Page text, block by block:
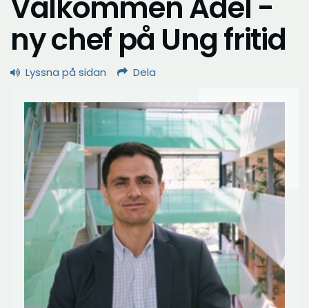
ny chef på Ung fritid
Lyssna på sidan Dela